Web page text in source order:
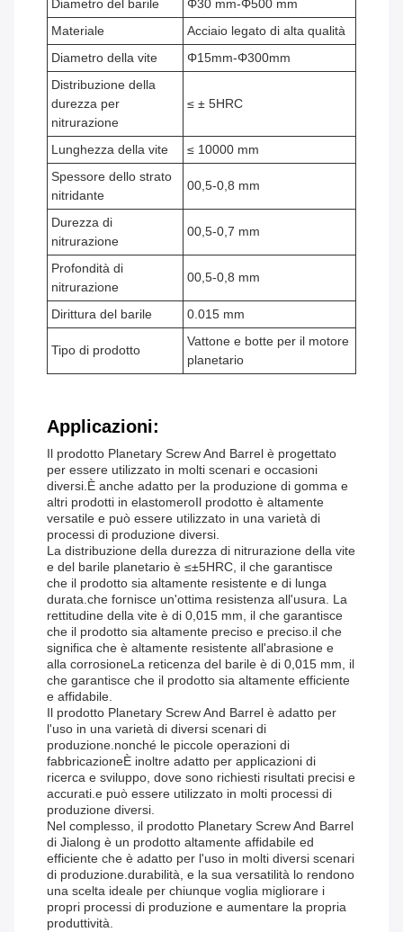
Diametro del barile
Φ30 mm-Φ500 mm
Materiale
Acciaio legato di alta qualità
Diametro della vite
Φ15mm-Φ300mm
Distribuzione della
durezza per
nitrurazione
≤ ± 5HRC
Lunghezza della vite
≤ 10000 mm
Spessore dello strato
nitridante
00,5-0,8 mm
Durezza di
nitrurazione
00,5-0,7 mm
Profondità di
nitrurazione
00,5-0,8 mm
Dirittura del barile 0.015 mm
Tipo di prodotto
Vattone e botte per il motore
planetario
Applicazioni:
Il prodotto Planetary Screw And Barrel è progettato
per essere utilizzato in molti scenari e occasioni
diversi.È anche adatto per la produzione di gomma e
altri prodotti in elastomeroIl prodotto è altamente
versatile e può essere utilizzato in una varietà di
processi di produzione diversi.
La distribuzione della durezza di nitrurazione della vite
e del barile planetario è ≤±5HRC, il che garantisce
che il prodotto sia altamente resistente e di lunga
durata.che fornisce un'ottima resistenza all'usura. La
rettitudine della vite è di 0,015 mm, il che garantisce
che il prodotto sia altamente preciso e preciso.il che
significa che è altamente resistente all'abrasione e
alla corrosioneLa reticenza del barile è di 0,015 mm, il
che garantisce che il prodotto sia altamente efficiente
e affidabile.
Il prodotto Planetary Screw And Barrel è adatto per
l'uso in una varietà di diversi scenari di
produzione.nonché le piccole operazioni di
fabbricazioneÈ inoltre adatto per applicazioni di
ricerca e sviluppo, dove sono richiesti risultati precisi e
accurati.e può essere utilizzato in molti processi di
produzione diversi.
Nel complesso, il prodotto Planetary Screw And Barrel
di Jialong è un prodotto altamente affidabile ed
efficiente che è adatto per l'uso in molti diversi scenari
di produzione.durabilità, e la sua versatilità lo rendono
una scelta ideale per chiunque voglia migliorare i
propri processi di produzione e aumentare la propria
produttività.